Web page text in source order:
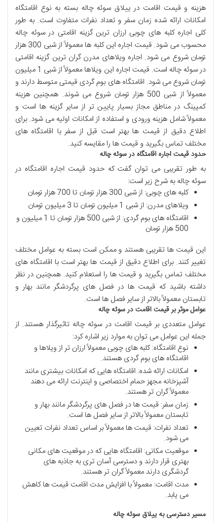
هزینه و قیمت اقامت در ییلاق سوئه چاله بسته به نوع اقامتگاه
امکانات ارائه شده زمان سفر و تعداد نفرات متفاوت است. به طور
کلی اجاره کلبه های چوبی ارزان ترین گزینه اقامتی در سوئه چاله
محسوب می شود. قیمت اجاره این کلبه ها معمولاً از شبی 300 هزار
تومان شروع می شود. اجاره ویلاهای مدرن گران ترین گزینه اقامتی
در سوئه چاله است. قیمت اجاره این ویلاها معمولاً از شبی 1 میلیون
تومان شروع می شود. اقامتگاه های بوم گردی قیمتی متوسط دارند و
معمولاً از شبی 500 هزار تومان شروع می شوند. همچنین هزینه
کمپینگ در مناطق مجاز بسیار پایین تر از سایر گزینه ها است و
معمولاً شامل هزینه ورودی و استفاده از امکانات اولیه می شود. برای
اطلاع دقیق از قیمت ها بهتر است قبل از سفر با اقامتگاه های
مختلف تماس بگیرید و قیمت ها را مقایسه کنید.
حدود قیمت اجاره اقامتگاه در سوئه چاله
به طور تقریبی می توان گفت که حدود قیمت اجاره اقامتگاه در
سوئه چاله به شرح زیر است:
کلبه های چوبی: از شبی 300 هزار تومان تا 700 هزار تومان
ویلاهای مدرن: از شبی 1 میلیون تومان تا 3 میلیون تومان
اقامتگاه های بوم گردی: از شبی 500 هزار تومان تا 1 میلیون و
500 هزار تومان
این قیمت ها تقریبی هستند و ممکن است بسته به عوامل مختلف
تغییر کنند. برای اطلاع دقیق از قیمت ها بهتر است با اقامتگاه های
مختلف تماس بگیرید و قیمت ها را استعلام کنید. همچنین در نظر
داشته باشید که قیمت ها در فصل های پرگردشگر مانند بهار و
تابستان معمولاً بالاتر از سایر فصل ها است.
عوامل موثر بر قیمت اقامت در سوئه چاله
عوامل متعددی بر قیمت اقامت در سوئه چاله تاثیرگذار هستند. از
جمله این عوامل می توان به موارد زیر اشاره کرد:
نوع اقامتگاه: کلبه های چوبی معمولاً ارزان تر از ویلاها و
اقامتگاه های بوم گردی هستند.
امکانات ارائه شده: اقامتگاه هایی که امکانات بیشتری مانند
آشپزخانه مجهز حمام اختصاصی و اینترنت ارائه می دهند
معمولاً گران تر هستند.
زمان سفر: قیمت ها در فصل های پرگردشگر مانند بهار و
تابستان معمولاً بالاتر از سایر فصل ها است.
تعداد نفرات: قیمت ها معمولاً بر اساس تعداد نفرات تعیین
می شود.
موقعیت مکانی: اقامتگاه هایی که در موقعیت های مکانی
بهتری قرار دارند و دسترسی آسان تری به جاذبه های
گردشگری دارند معمولاً گران تر هستند.
مدت اقامت: معمولاً با افزایش مدت اقامت قیمت ها کاهش
می یابد.
مسیر دسترسی به ییلاق سوئه چاله